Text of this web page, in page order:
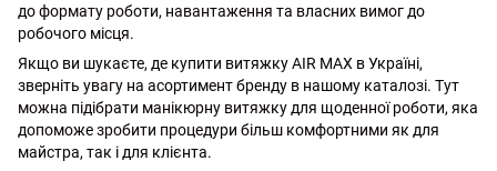
до формату роботи, навантаження та власних вимог до
робочого місця.
Якщо ви шукаєте, де купити витяжку AIR MAX в Україні,
зверніть увагу на асортимент бренду в нашому каталозі. Тут
можна підібрати манікюрну витяжку для щоденної роботи, яка
допоможе зробити процедури більш комфортними як для
майстра, так і для клієнта.